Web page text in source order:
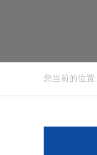
您当前的位置: